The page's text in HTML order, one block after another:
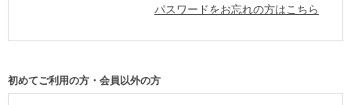
パスワードをお忘れの方はこちら
初めてご利用の方・会員以外の方